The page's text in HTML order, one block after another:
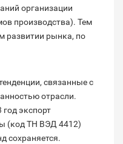
организации
производства). Тем
развитии рынка, по
связанные с
отрасли.
экспорт
(код ТН ВЭД 4412)
сохраняется.